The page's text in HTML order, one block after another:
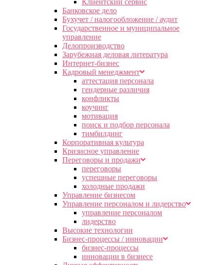
Клиентский сервис
Банковское дело
Бухучет / налогообложение / аудит
Государственное и муниципальное
управление
Делопроизводство
Зарубежная деловая литература
Интернет-бизнес
Кадровый менеджмент
аттестация персонала
гендерные различия
конфликты
коучинг
мотивация
поиск и подбор персонала
тимбилдинг
Корпоративная культура
Кризисное управление
Переговоры и продажи
переговоры
успешные переговоры
холодные продажи
Управление бизнесом
Управление персоналом и лидерство
управление персоналом
лидерство
Высокие технологии
Бизнес-процессы / инновации
бизнес-процессы
инновации в бизнесе